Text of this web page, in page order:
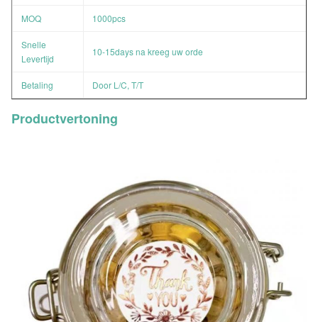
MOQ 1000pcs
Snelle
Levertijd
10-15days na kreeg uw orde
Betaling Door L/C, T/T
Productvertoning